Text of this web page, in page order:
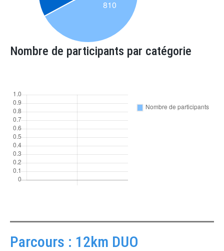
Nombre de participants par catégorie
Parcours : 12km DUO